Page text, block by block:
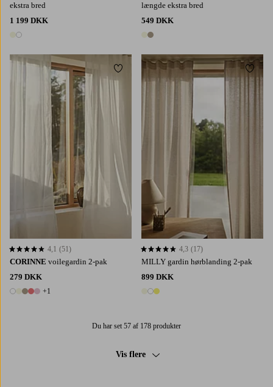
ekstra bred
1 199 DKK
2 farver
længde ekstra bred
549 DKK
2 farver
CORINNE voilegardin 2-pak
279 DKK
6 farver
+1
4,1 baseret på 51 bedømmelser
4,1 (51)
Tilføj til favoritter
MILLY gardin hørblanding 2-pak
899 DKK
3 farver
4,3 baseret på 17 bedømmelser
4,3 (17)
Tilføj
Du har set 57 af 178 produkter
Vis flere